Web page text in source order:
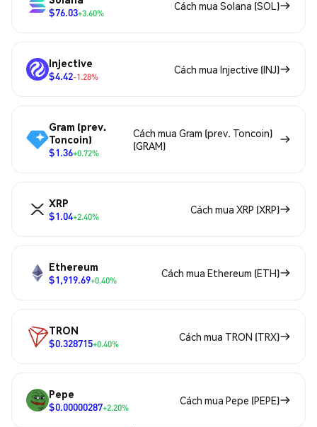
$76.03+3.60%
Cách mua Solana (SOL)
Injective
$4.42-1.28%
Cách mua Injective (INJ)
Gram (prev.
Toncoin)
$1.36+0.72%
Cách mua Gram (prev. Toncoin)
(GRAM)
XRP
$1.04+2.40%
Cách mua XRP (XRP)
Ethereum
$1,919.69+0.40%
Cách mua Ethereum (ETH)
TRON
$0.328715+0.40%
Cách mua TRON (TRX)
Pepe
$0.00000287+2.20%
Cách mua Pepe (PEPE)